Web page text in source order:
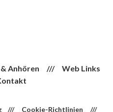
Anhören /// Web Links
/// Cookie-Richtlinien ///